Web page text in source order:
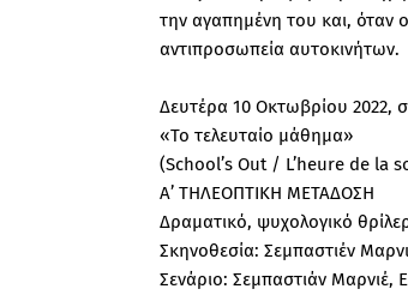
την αγαπημένη του και, όταν
αντιπροσωπεία αυτοκινήτων.
Δευτέρα 10 Οκτωβρίου 2022,
«Το τελευταίο μάθημα»
(School’s Out / L’heure de la
Α’ ΤΗΛΕΟΠΤΙΚΗ ΜΕΤΑΔΟΣΗ
Δραματικό, ψυχολογικό
Σκηνοθεσία: Σεμπαστιέν
Σενάριο: Σεμπαστιάν Μαρνιέ,